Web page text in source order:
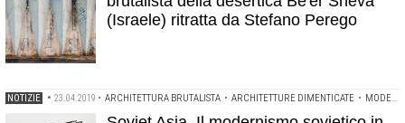
(Israele) ritratta da Stefano Perego
NOTIZIE • 23.04.2019 • ARCHITETTURA BRUTALISTA • ARCHITETTURE DIMENTICATE • MODERNISMO SOVIETICO